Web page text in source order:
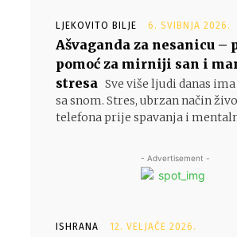
LJEKOVITO BILJE 6. SVIBNJA 2026.
Ašvaganda za nesanicu –
pomoć za mirniji san i
stresa Sve više ljudi danas
sa snom. Stres, ubrzan način
telefona prije spavanja i
- Advertisement -
ISHRANA 12. VELJAČE 2026.